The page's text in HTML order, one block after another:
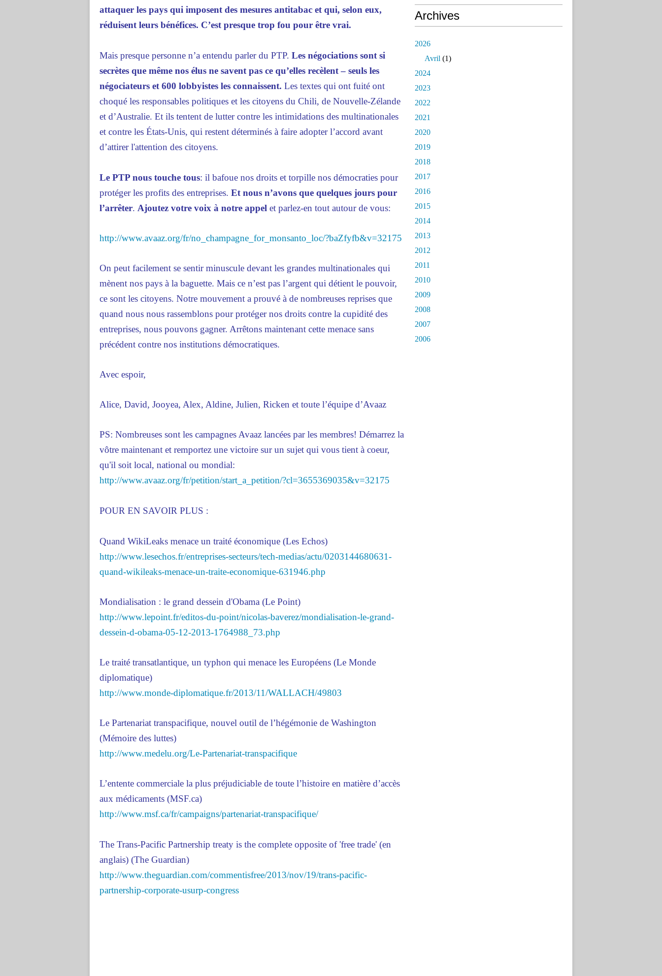
attaquer les pays qui imposent des mesures antitabac et qui, selon eux,
réduisent leurs bénéfices. C’est presque trop fou pour être vrai.
Mais presque personne n’a entendu parler du PTP. Les négociations sont si
secrètes que même nos élus ne savent pas ce qu’elles recèlent – seuls les
négociateurs et 600 lobbyistes les connaissent. Les textes qui ont fuité ont
choqué les responsables politiques et les citoyens du Chili, de Nouvelle-Zélande
et d’Australie. Et ils tentent de lutter contre les intimidations des multinationales
et contre les États-Unis, qui restent déterminés à faire adopter l’accord avant
d’attirer l'attention des citoyens.
Le PTP nous touche tous: il bafoue nos droits et torpille nos démocraties pour
protéger les profits des entreprises. Et nous n’avons que quelques jours pour
l’arrêter. Ajoutez votre voix à notre appel et parlez-en tout autour de vous:
http://www.avaaz.org/fr/no_champagne_for_monsanto_loc/?baZfyfb&v=32175
On peut facilement se sentir minuscule devant les grandes multinationales qui
mènent nos pays à la baguette. Mais ce n’est pas l’argent qui détient le pouvoir,
ce sont les citoyens. Notre mouvement a prouvé à de nombreuses reprises que
quand nous nous rassemblons pour protéger nos droits contre la cupidité des
entreprises, nous pouvons gagner. Arrêtons maintenant cette menace sans
précédent contre nos institutions démocratiques.
Avec espoir,
Alice, David, Jooyea, Alex, Aldine, Julien, Ricken et toute l’équipe d’Avaaz
PS: Nombreuses sont les campagnes Avaaz lancées par les membres! Démarrez la
vôtre maintenant et remportez une victoire sur un sujet qui vous tient à coeur,
qu'il soit local, national ou mondial:
http://www.avaaz.org/fr/petition/start_a_petition/?cl=3655369035&v=32175
POUR EN SAVOIR PLUS :
Quand WikiLeaks menace un traité économique (Les Echos)
http://www.lesechos.fr/entreprises-secteurs/tech-medias/actu/0203144680631-
quand-wikileaks-menace-un-traite-economique-631946.php
Mondialisation : le grand dessein d'Obama (Le Point)
http://www.lepoint.fr/editos-du-point/nicolas-baverez/mondialisation-le-grand-
dessein-d-obama-05-12-2013-1764988_73.php
Le traité transatlantique, un typhon qui menace les Européens (Le Monde
diplomatique)
http://www.monde-diplomatique.fr/2013/11/WALLACH/49803
Le Partenariat transpacifique, nouvel outil de l’hégémonie de Washington
(Mémoire des luttes)
http://www.medelu.org/Le-Partenariat-transpacifique
L’entente commerciale la plus préjudiciable de toute l’histoire en matière d’accès
aux médicaments (MSF.ca)
http://www.msf.ca/fr/campaigns/partenariat-transpacifique/
The Trans-Pacific Partnership treaty is the complete opposite of 'free trade' (en
anglais) (The Guardian)
http://www.theguardian.com/commentisfree/2013/nov/19/trans-pacific-
partnership-corporate-usurp-congress
Archives
2026
Avril (1)
2024
2023
2022
2021
2020
2019
2018
2017
2016
2015
2014
2013
2012
2011
2010
2009
2008
2007
2006